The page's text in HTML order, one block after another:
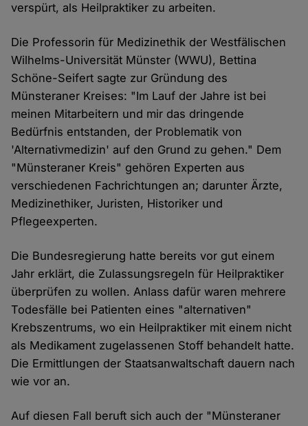
verspürt, als Heilpraktiker zu arbeiten.
Die Professorin für Medizinethik der Westfälischen
Wilhelms-Universität Münster (WWU), Bettina
Schöne-Seifert sagte zur Gründung des
Münsteraner Kreises: "Im Lauf der Jahre ist bei
meinen Mitarbeitern und mir das dringende
Bedürfnis entstanden, der Problematik von
'Alternativmedizin' auf den Grund zu gehen." Dem
"Münsteraner Kreis" gehören Experten aus
verschiedenen Fachrichtungen an; darunter Ärzte,
Medizinethiker, Juristen, Historiker und
Pflegeexperten.
Die Bundesregierung hatte bereits vor gut einem
Jahr erklärt, die Zulassungsregeln für Heilpraktiker
überprüfen zu wollen. Anlass dafür waren mehrere
Todesfälle bei Patienten eines "alternativen"
Krebszentrums, wo ein Heilpraktiker mit einem nicht
als Medikament zugelassenen Stoff behandelt hatte.
Die Ermittlungen der Staatsanwaltschaft dauern nach
wie vor an.
Auf diesen Fall beruft sich auch der "Münsteraner